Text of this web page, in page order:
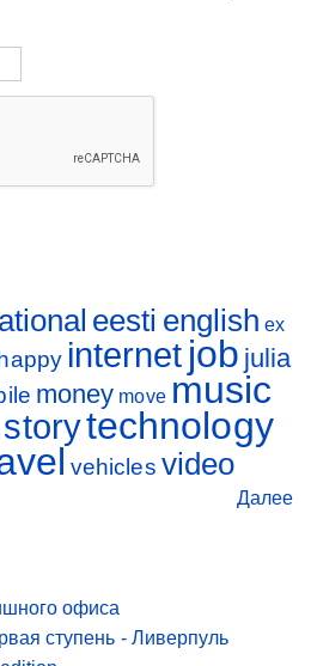
eesti english ex
internet job julia
money move music
storytechnology
vehicles video
Далее
офиса
ступень - Ливерпуль